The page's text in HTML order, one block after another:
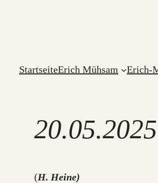
StartseiteErich Mühsam Erich-
(H. Heine)